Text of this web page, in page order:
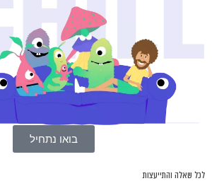
בואו נתחיל
לכל שאלה והתייעצות